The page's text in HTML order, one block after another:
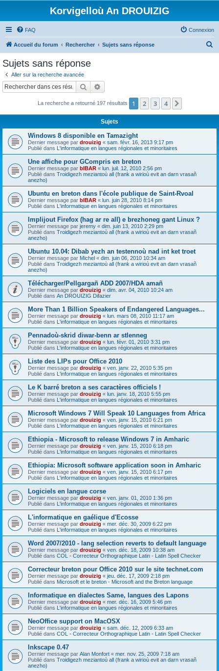
Korvigelloù An DROUIZIG
FAQ Connexion
Accueil du forum Rechercher Sujets sans réponse
c
Sujets sans réponse
Aller sur la recherche avancée
Rechercher
La recherche a retourné 197 résultats 1 2 3 4
Sujets
Windows 8 disponible en Tamazight
Dernier message par drouizig « sam. févr. 16, 2013 9:17 pm
Publié dans L'informatique en langues régionales et minoritaires
Une affiche pour GCompris en breton
Dernier message par bIBAR « lun. juil. 12, 2010 2:56 pm
Publié dans Troidigezh meziantoù all (frank a wirioù evit an darn vrasañ
anezho)
Ubuntu en breton dans l'école publique de Saint-Rvoal
Dernier message par bIBAR « lun. juin 28, 2010 8:14 pm
Publié dans L'informatique en langues régionales et minoritaires
Implijout Firefox (hag ar re all) e brezhoneg gant Linux ?
Dernier message par jeremy « dim. juin 13, 2010 2:29 pm
Publié dans Troidigezh meziantoù all (frank a wirioù evit an darn vrasañ
anezho)
Ubuntu 10.04: Dibab yezh an testennoù nad int ket troet
Dernier message par Michel « dim. juin 06, 2010 10:34 am
Publié dans Troidigezh meziantoù all (frank a wirioù evit an darn vrasañ
anezho)
Télécharger/Pellgargañ ADD 2007/HDA amañ
Dernier message par drouizig « dim. avr. 04, 2010 10:24 am
Publié dans An DROUIZIG Difazier
More Than 1 Billion Speakers of Endangered Languages...
Dernier message par drouizig « lun. mars 08, 2010 11:17 am
Publié dans L'informatique en langues régionales et minoritaires
Pennadoù-skrid diwar-benn ar stlenneg
Dernier message par drouizig « lun. févr. 01, 2010 3:31 pm
Publié dans L'informatique en langues régionales et minoritaires
Liste des LIPs pour Office 2010
Dernier message par drouizig « ven. janv. 22, 2010 5:35 pm
Publié dans L'informatique en langues régionales et minoritaires
Le K barré breton a ses caractères officiels !
Dernier message par drouizig « lun. janv. 18, 2010 5:55 pm
Publié dans L'informatique en langues régionales et minoritaires
Microsoft Windows 7 Will Speak 10 Languages from Africa
Dernier message par drouizig « ven. janv. 15, 2010 6:21 pm
Publié dans L'informatique en langues régionales et minoritaires
Ethiopia - Microsoft to release Windows 7 in Amharic
Dernier message par drouizig « ven. janv. 15, 2010 6:18 pm
Publié dans L'informatique en langues régionales et minoritaires
Ethiopia: Microsoft software application soon in Amharic
Dernier message par drouizig « ven. janv. 15, 2010 6:17 pm
Publié dans L'informatique en langues régionales et minoritaires
Logiciels en langue corse
Dernier message par drouizig « ven. janv. 01, 2010 1:36 pm
Publié dans L'informatique en langues régionales et minoritaires
L'informatique en gaélique d'Ecosse
Dernier message par drouizig « mer. déc. 30, 2009 6:22 pm
Publié dans L'informatique en langues régionales et minoritaires
Word 2007/2010 - lang selection reverts to default language
Dernier message par drouizig « ven. déc. 18, 2009 10:38 am
Publié dans COL - Correcteur Orthographique Latin - Latin Spell Checker
Correcteur breton pour Office 2010 sur le site technet.com
Dernier message par drouizig « jeu. déc. 17, 2009 2:18 pm
Publié dans Microsoft et le breton - Microsoft and the Breton language
Informatique en dialectes Same, langues des Lapons
Dernier message par drouizig « mer. déc. 16, 2009 5:46 pm
Publié dans L'informatique en langues régionales et minoritaires
NeoOffice support on MacOSX
Dernier message par drouizig « sam. déc. 12, 2009 6:33 am
Publié dans COL - Correcteur Orthographique Latin - Latin Spell Checker
Inkscape 0.47
Dernier message par Alan Monfort « mer. nov. 25, 2009 7:18 am
Publié dans Troidigezh meziantoù all (frank a wirioù evit an darn vrasañ
anezho)